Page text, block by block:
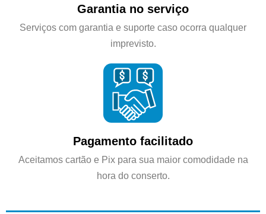
Garantia no serviço
Serviços com garantia e suporte caso ocorra qualquer
imprevisto.
Pagamento facilitado
Aceitamos cartão e Pix para sua maior comodidade na
hora do conserto.